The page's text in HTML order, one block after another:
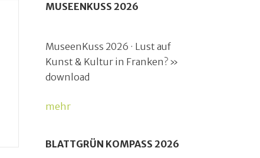
MUSEENKUSS 2026
MuseenKuss 2026 · Lust auf
Kunst & Kultur in Franken? »
download
mehr
BLATTGRÜN KOMPASS 2026